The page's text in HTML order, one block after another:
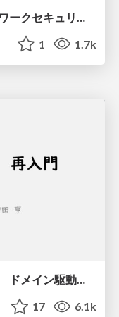
1 1.7k
今こそ聞きたいソフトウェア設計 ドメイン駆動設計再入門
17 6.1k